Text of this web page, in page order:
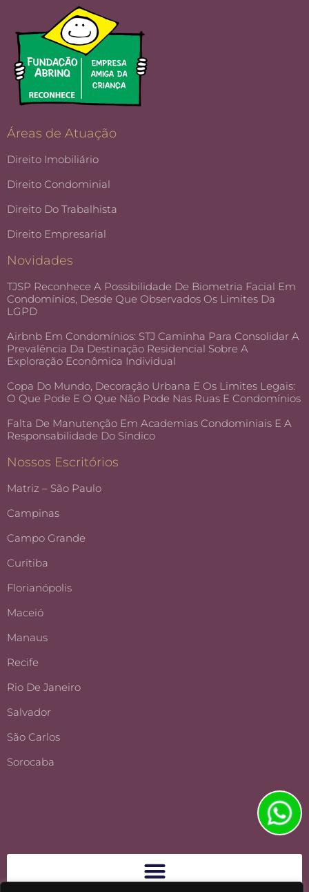
Áreas de Atuação
Direito Imobiliário
Direito Condominial
Direito Do Trabalhista
Direito Empresarial
Novidades
TJSP Reconhece A Possibilidade De Biometria Facial Em
Condomínios, Desde Que Observados Os Limites Da
LGPD
Airbnb Em Condomínios: STJ Caminha Para Consolidar A
Prevalência Da Destinação Residencial Sobre A
Exploração Econômica Individual
Copa Do Mundo, Decoração Urbana E Os Limites Legais:
O Que Pode E O Que Não Pode Nas Ruas E Condomínios
Falta De Manutenção Em Academias Condominiais E A
Responsabilidade Do Síndico
Nossos Escritórios
Matriz – São Paulo
Campinas
Campo Grande
Curitiba
Florianópolis
Maceió
Manaus
Recife
Rio De Janeiro
Salvador
São Carlos
Sorocaba